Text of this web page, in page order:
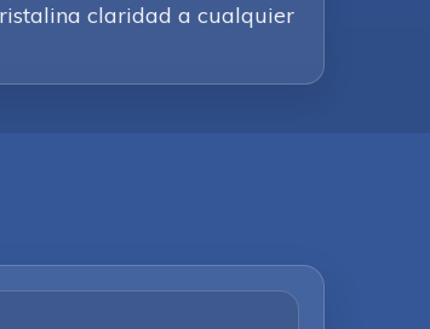
claridad a cualquier